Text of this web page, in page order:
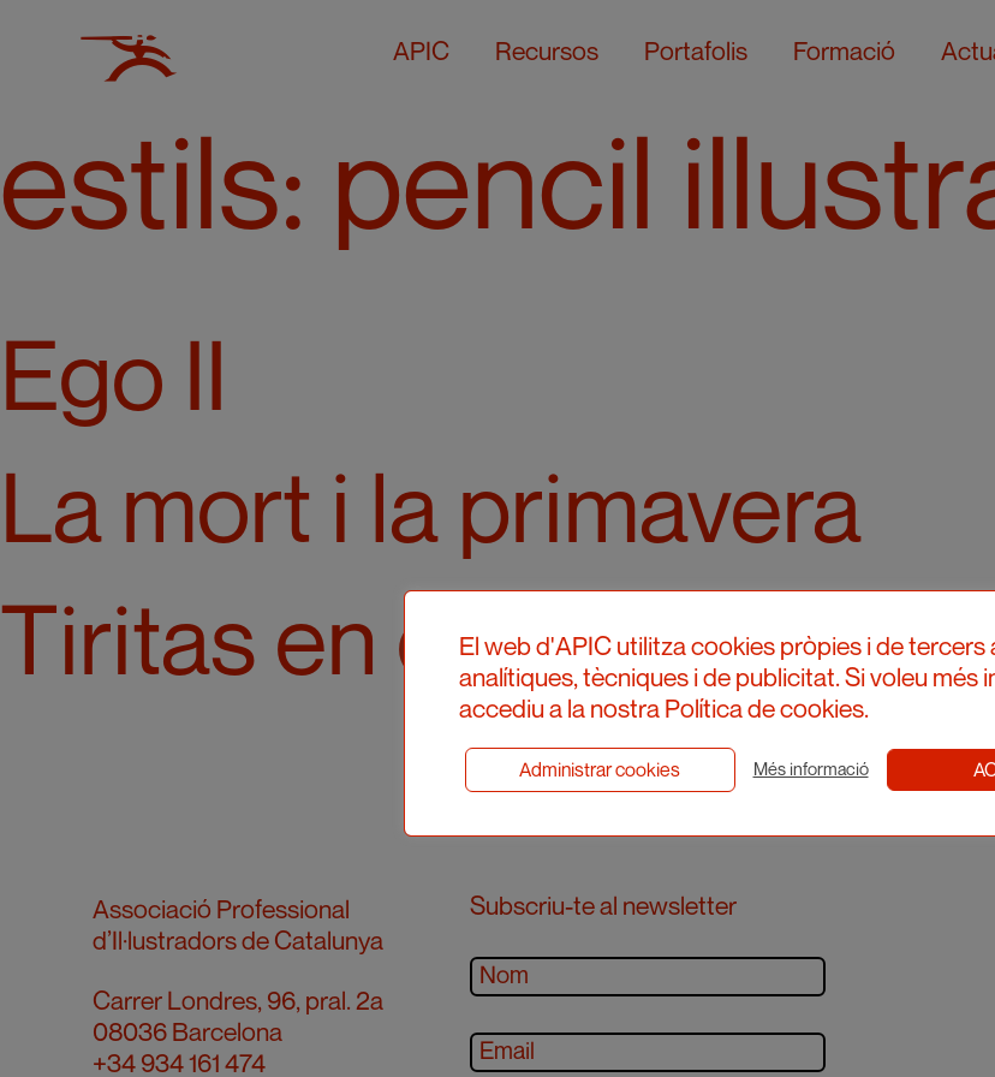
APIC Recursos Portafolis Formació
estils: pencil
Ego II
La mort i la primavera
Tiritas en el corazón
Associació Professional
d’Il·lustradors de Catalunya
Carrer Londres, 96, pral. 2a
08036 Barcelona
+34 934 161 474
Subscriu-te al newsletter
El web d'APIC utilitza cookies pròpies i de tercers
analítiques, tècniques i de publicitat. Si voleu més
accediu a la nostra Política de cookies.
Administrar cookies Més informació